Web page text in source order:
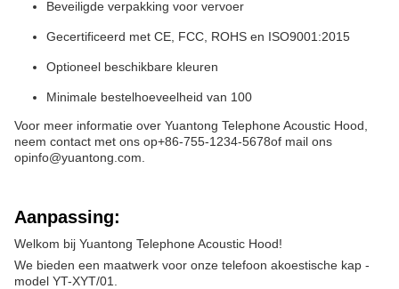
Beveiligde verpakking voor vervoer
Gecertificeerd met CE, FCC, ROHS en ISO9001:2015
Optioneel beschikbare kleuren
Minimale bestelhoeveelheid van 100
Voor meer informatie over Yuantong Telephone Acoustic Hood,
neem contact met ons op+86-755-1234-5678of mail ons
opinfo@yuantong.com
Aanpassing:
Welkom bij Yuantong Telephone Acoustic Hood!
We bieden een maatwerk voor onze telefoon akoestische kap -
model YT-XYT/01.